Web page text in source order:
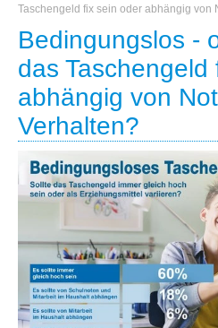
Taschengeld fix sein oder abhängig von
Bedingungslos -
das
abhängig von
Verhalten?